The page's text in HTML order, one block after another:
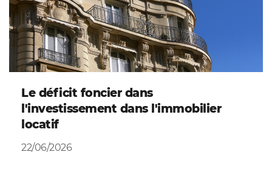
Le déficit foncier dans
l'investissement dans l'immobilier
locatif
22/06/2026